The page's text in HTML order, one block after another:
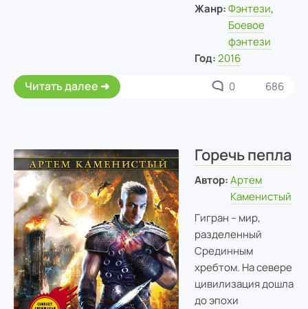
Жанр: Фэнтези,
Боевое
фэнтези
Год: 2016
Читать далее 0 686
Горечь пепла
Автор: Артем
Каменистый
Гигран – мир,
разделенный
Срединным
хребтом. На севере
цивилизация дошла
до эпохи